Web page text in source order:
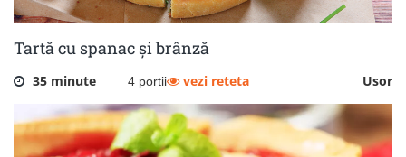
Tartă cu spanac și brânză
35 minute 4 portii Usor
vezi reteta